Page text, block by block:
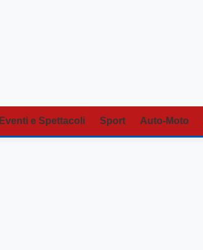
Eventi e Spettacoli Sport Auto-Moto